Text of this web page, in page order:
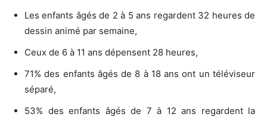
Les enfants âgés de 2 à 5 ans regardent 32 heures de
dessin animé par semaine,
Ceux de 6 à 11 ans dépensent 28 heures,
71% des enfants âgés de 8 à 18 ans ont un téléviseur
séparé,
53% des enfants âgés de 7 à 12 ans regardent la